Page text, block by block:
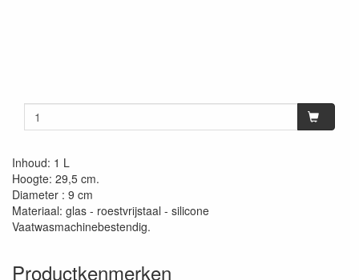
Inhoud: 1 L
Hoogte: 29,5 cm.
Diameter : 9 cm
Materiaal: glas - roestvrijstaal - silicone
Vaatwasmachinebestendig.
Productkenmerken